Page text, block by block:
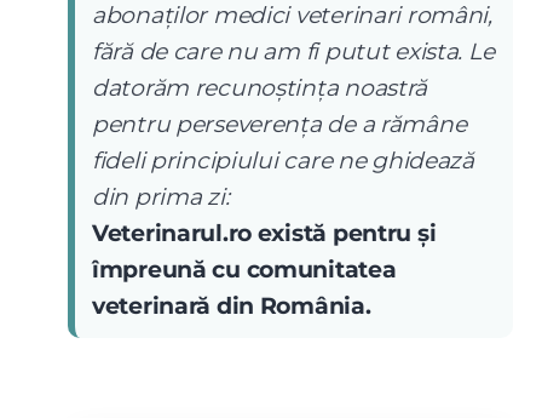
abonaților medici veterinari români,
fără de care nu am fi putut exista. Le
datorăm recunoștința noastră
pentru perseverența de a rămâne
fideli principiului care ne ghidează
din prima zi:
Veterinarul.ro există pentru și
împreună cu comunitatea
veterinară din România.